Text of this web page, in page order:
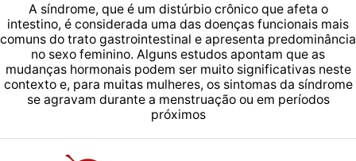
A síndrome, que é um distúrbio crônico que afeta o
intestino, é considerada uma das doenças funcionais mais
comuns do trato gastrointestinal e apresenta predominância
no sexo feminino. Alguns estudos apontam que as
mudanças hormonais podem ser muito significativas neste
contexto e, para muitas mulheres, os sintomas da síndrome
se agravam durante a menstruação ou em períodos
próximos